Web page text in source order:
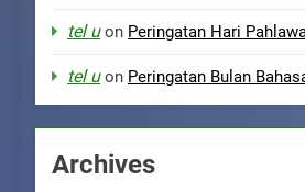
tel uon Peringatan Hari
tel uon Peringatan Bulan
Archives